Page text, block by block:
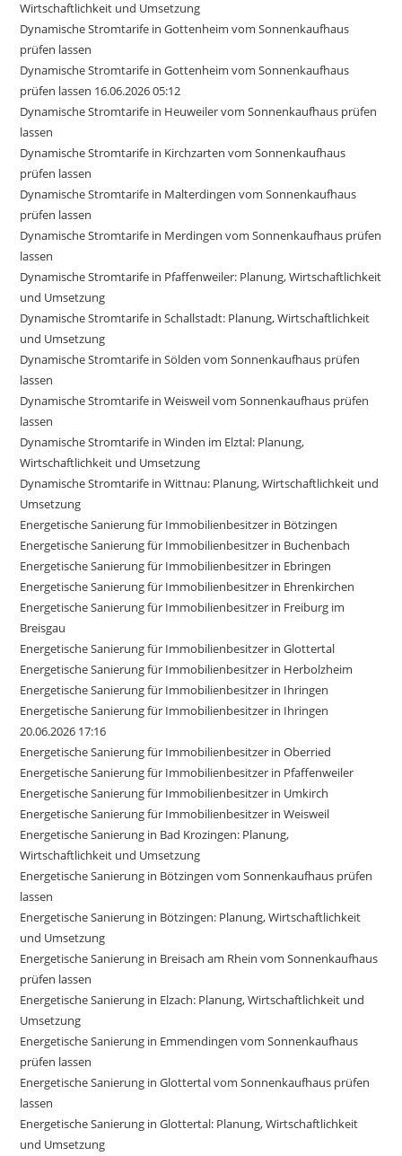
Wirtschaftlichkeit und Umsetzung
Dynamische Stromtarife in Gottenheim vom Sonnenkaufhaus
prüfen lassen
Dynamische Stromtarife in Gottenheim vom Sonnenkaufhaus
prüfen lassen 16.06.2026 05:12
Dynamische Stromtarife in Heuweiler vom Sonnenkaufhaus prüfen
lassen
Dynamische Stromtarife in Kirchzarten vom Sonnenkaufhaus
prüfen lassen
Dynamische Stromtarife in Malterdingen vom Sonnenkaufhaus
prüfen lassen
Dynamische Stromtarife in Merdingen vom Sonnenkaufhaus prüfen
lassen
Dynamische Stromtarife in Pfaffenweiler: Planung, Wirtschaftlichkeit
und Umsetzung
Dynamische Stromtarife in Schallstadt: Planung, Wirtschaftlichkeit
und Umsetzung
Dynamische Stromtarife in Sölden vom Sonnenkaufhaus prüfen
lassen
Dynamische Stromtarife in Weisweil vom Sonnenkaufhaus prüfen
lassen
Dynamische Stromtarife in Winden im Elztal: Planung,
Wirtschaftlichkeit und Umsetzung
Dynamische Stromtarife in Wittnau: Planung, Wirtschaftlichkeit und
Umsetzung
Energetische Sanierung für Immobilienbesitzer in Bötzingen
Energetische Sanierung für Immobilienbesitzer in Buchenbach
Energetische Sanierung für Immobilienbesitzer in Ebringen
Energetische Sanierung für Immobilienbesitzer in Ehrenkirchen
Energetische Sanierung für Immobilienbesitzer in Freiburg im
Breisgau
Energetische Sanierung für Immobilienbesitzer in Glottertal
Energetische Sanierung für Immobilienbesitzer in Herbolzheim
Energetische Sanierung für Immobilienbesitzer in Ihringen
Energetische Sanierung für Immobilienbesitzer in Ihringen
20.06.2026 17:16
Energetische Sanierung für Immobilienbesitzer in Oberried
Energetische Sanierung für Immobilienbesitzer in Pfaffenweiler
Energetische Sanierung für Immobilienbesitzer in Umkirch
Energetische Sanierung für Immobilienbesitzer in Weisweil
Energetische Sanierung in Bad Krozingen: Planung,
Wirtschaftlichkeit und Umsetzung
Energetische Sanierung in Bötzingen vom Sonnenkaufhaus prüfen
lassen
Energetische Sanierung in Bötzingen: Planung, Wirtschaftlichkeit
und Umsetzung
Energetische Sanierung in Breisach am Rhein vom Sonnenkaufhaus
prüfen lassen
Energetische Sanierung in Elzach: Planung, Wirtschaftlichkeit und
Umsetzung
Energetische Sanierung in Emmendingen vom Sonnenkaufhaus
prüfen lassen
Energetische Sanierung in Glottertal vom Sonnenkaufhaus prüfen
lassen
Energetische Sanierung in Glottertal: Planung, Wirtschaftlichkeit
und Umsetzung